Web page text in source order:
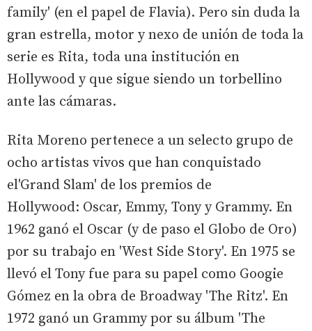
family' (en el papel de Flavia). Pero sin duda la
gran estrella, motor y nexo de unión de toda la
serie es Rita, toda una institución en
Hollywood y que sigue siendo un torbellino
ante las cámaras.
Rita Moreno pertenece a un selecto grupo de
ocho artistas vivos que han conquistado
el'Grand Slam' de los premios de
Hollywood: Oscar, Emmy, Tony y Grammy. En
1962 ganó el Oscar (y de paso el Globo de Oro)
por su trabajo en 'West Side Story'. En 1975 se
llevó el Tony fue para su papel como Googie
Gómez en la obra de Broadway 'The Ritz'. En
1972 ganó un Grammy por su álbum 'The